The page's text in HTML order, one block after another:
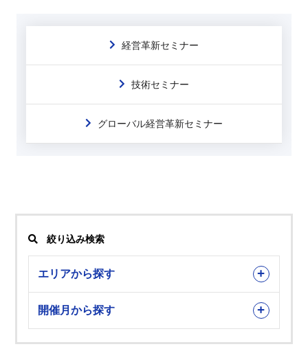
経営革新セミナー
技術セミナー
グローバル経営革新セミナー
絞り込み検索
エリアから探す
開催月から探す